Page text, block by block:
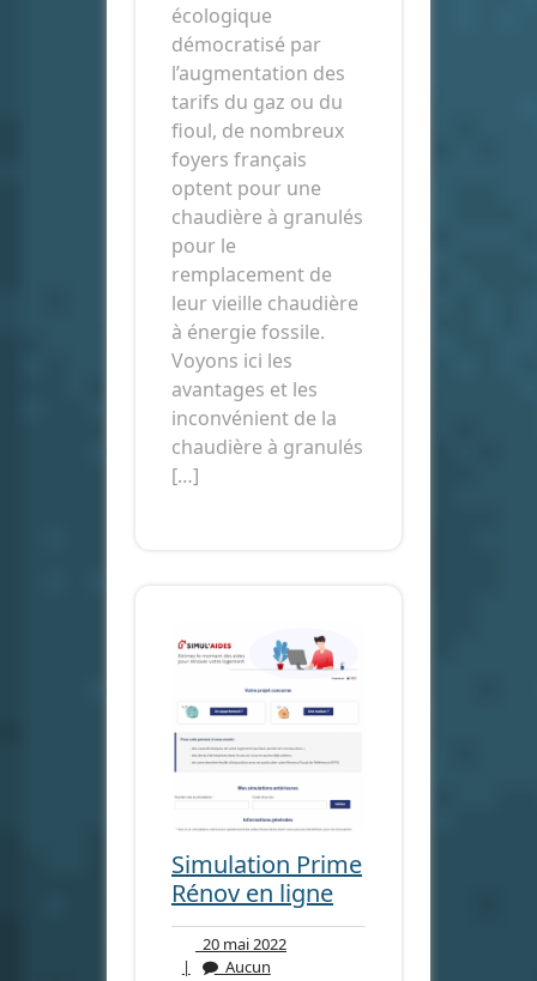
écologique
démocratisé par
l’augmentation des
tarifs du gaz ou du
fioul, de nombreux
foyers français
optent pour une
chaudière à granulés
pour le
remplacement de
leur vieille chaudière
à énergie fossile.
Voyons ici les
avantages et les
inconvénient de la
chaudière à granulés
[…]
Simulation Prime
Rénov en ligne
20 mai 202220
|
Aucun